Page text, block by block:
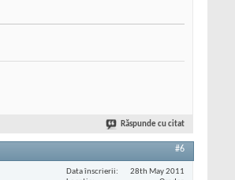
Răspunde cu citat
#6
Data înscrierii
28th May 2011